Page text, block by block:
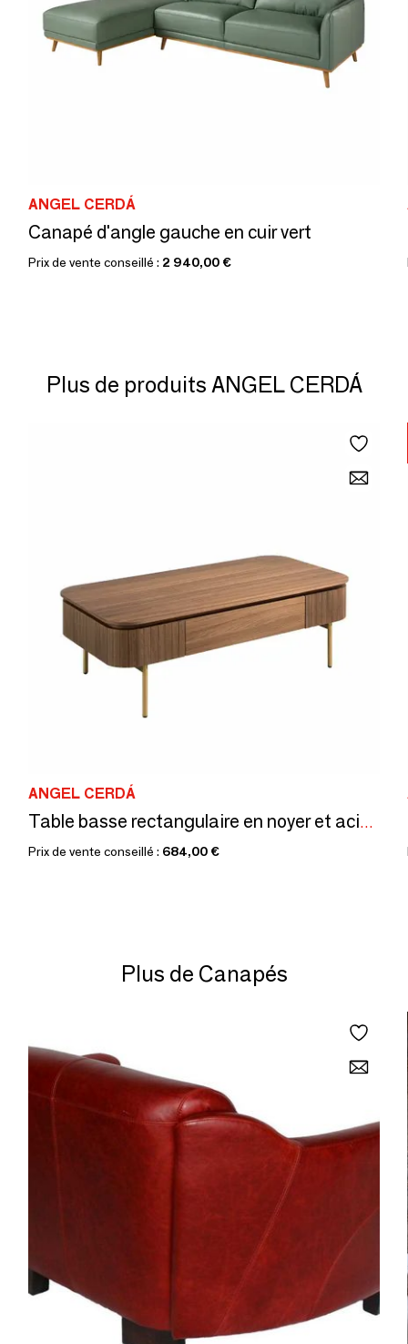
ANGEL CERDÁ
Canapé d'angle gauche en cuir vert
Prix de vente conseillé : 2 940,00 €
Plus de produits ANGEL CERDÁ
ANGEL CERDÁ
Table basse rectangulaire en noyer et acier doré
Prix de vente conseillé : 684,00 €
Plus de Canapés